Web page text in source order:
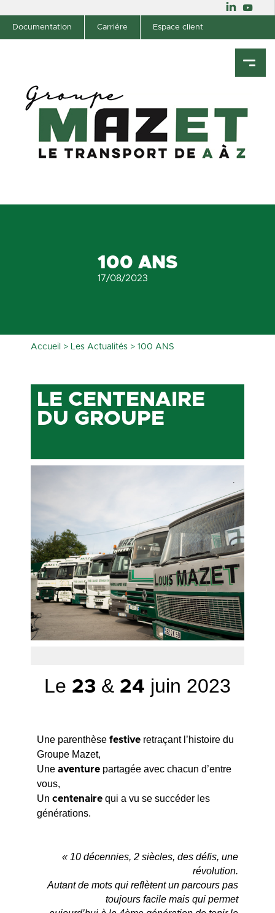
Documentation Carriére Espace client
100 ANS
17/08/2023
Accueil > Les Actualités > 100 ANS
LE CENTENAIRE
DU GROUPE
.
.
.
.
.
Le 23 & 24 juin 2023
Une parenthèse festive retraçant l’histoire du
Groupe Mazet,
Une aventure partagée avec chacun d’entre
vous,
Un centenaire qui a vu se succéder les
générations.
« 10 décennies, 2 siècles, des défis, une
révolution.
Autant de mots qui reflètent un parcours pas
toujours facile mais qui permet